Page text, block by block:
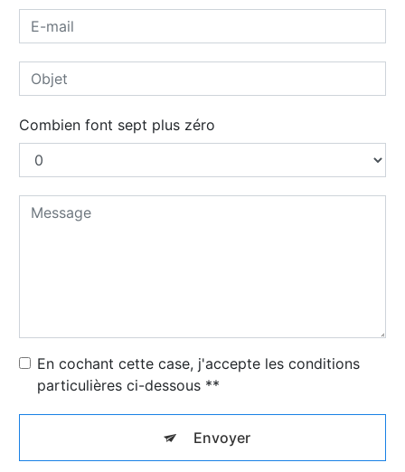
Combien font sept plus zéro
En cochant cette case, j'accepte les conditions
particulières ci-dessous **
Envoyer